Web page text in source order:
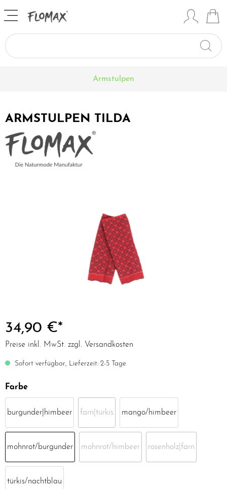
Armstulpen
ARMSTULPEN TILDA
34,90 €*
Preise inkl. MwSt. zzgl. Versandkosten
Sofort verfügbar, Lieferzeit: 2-5 Tage
Farbe
burgunder|himbeer farn|türkis mango/himbeer
mohnrot/burgunder mohnrot/himbeer rosenholz|farn
türkis/nachtblau